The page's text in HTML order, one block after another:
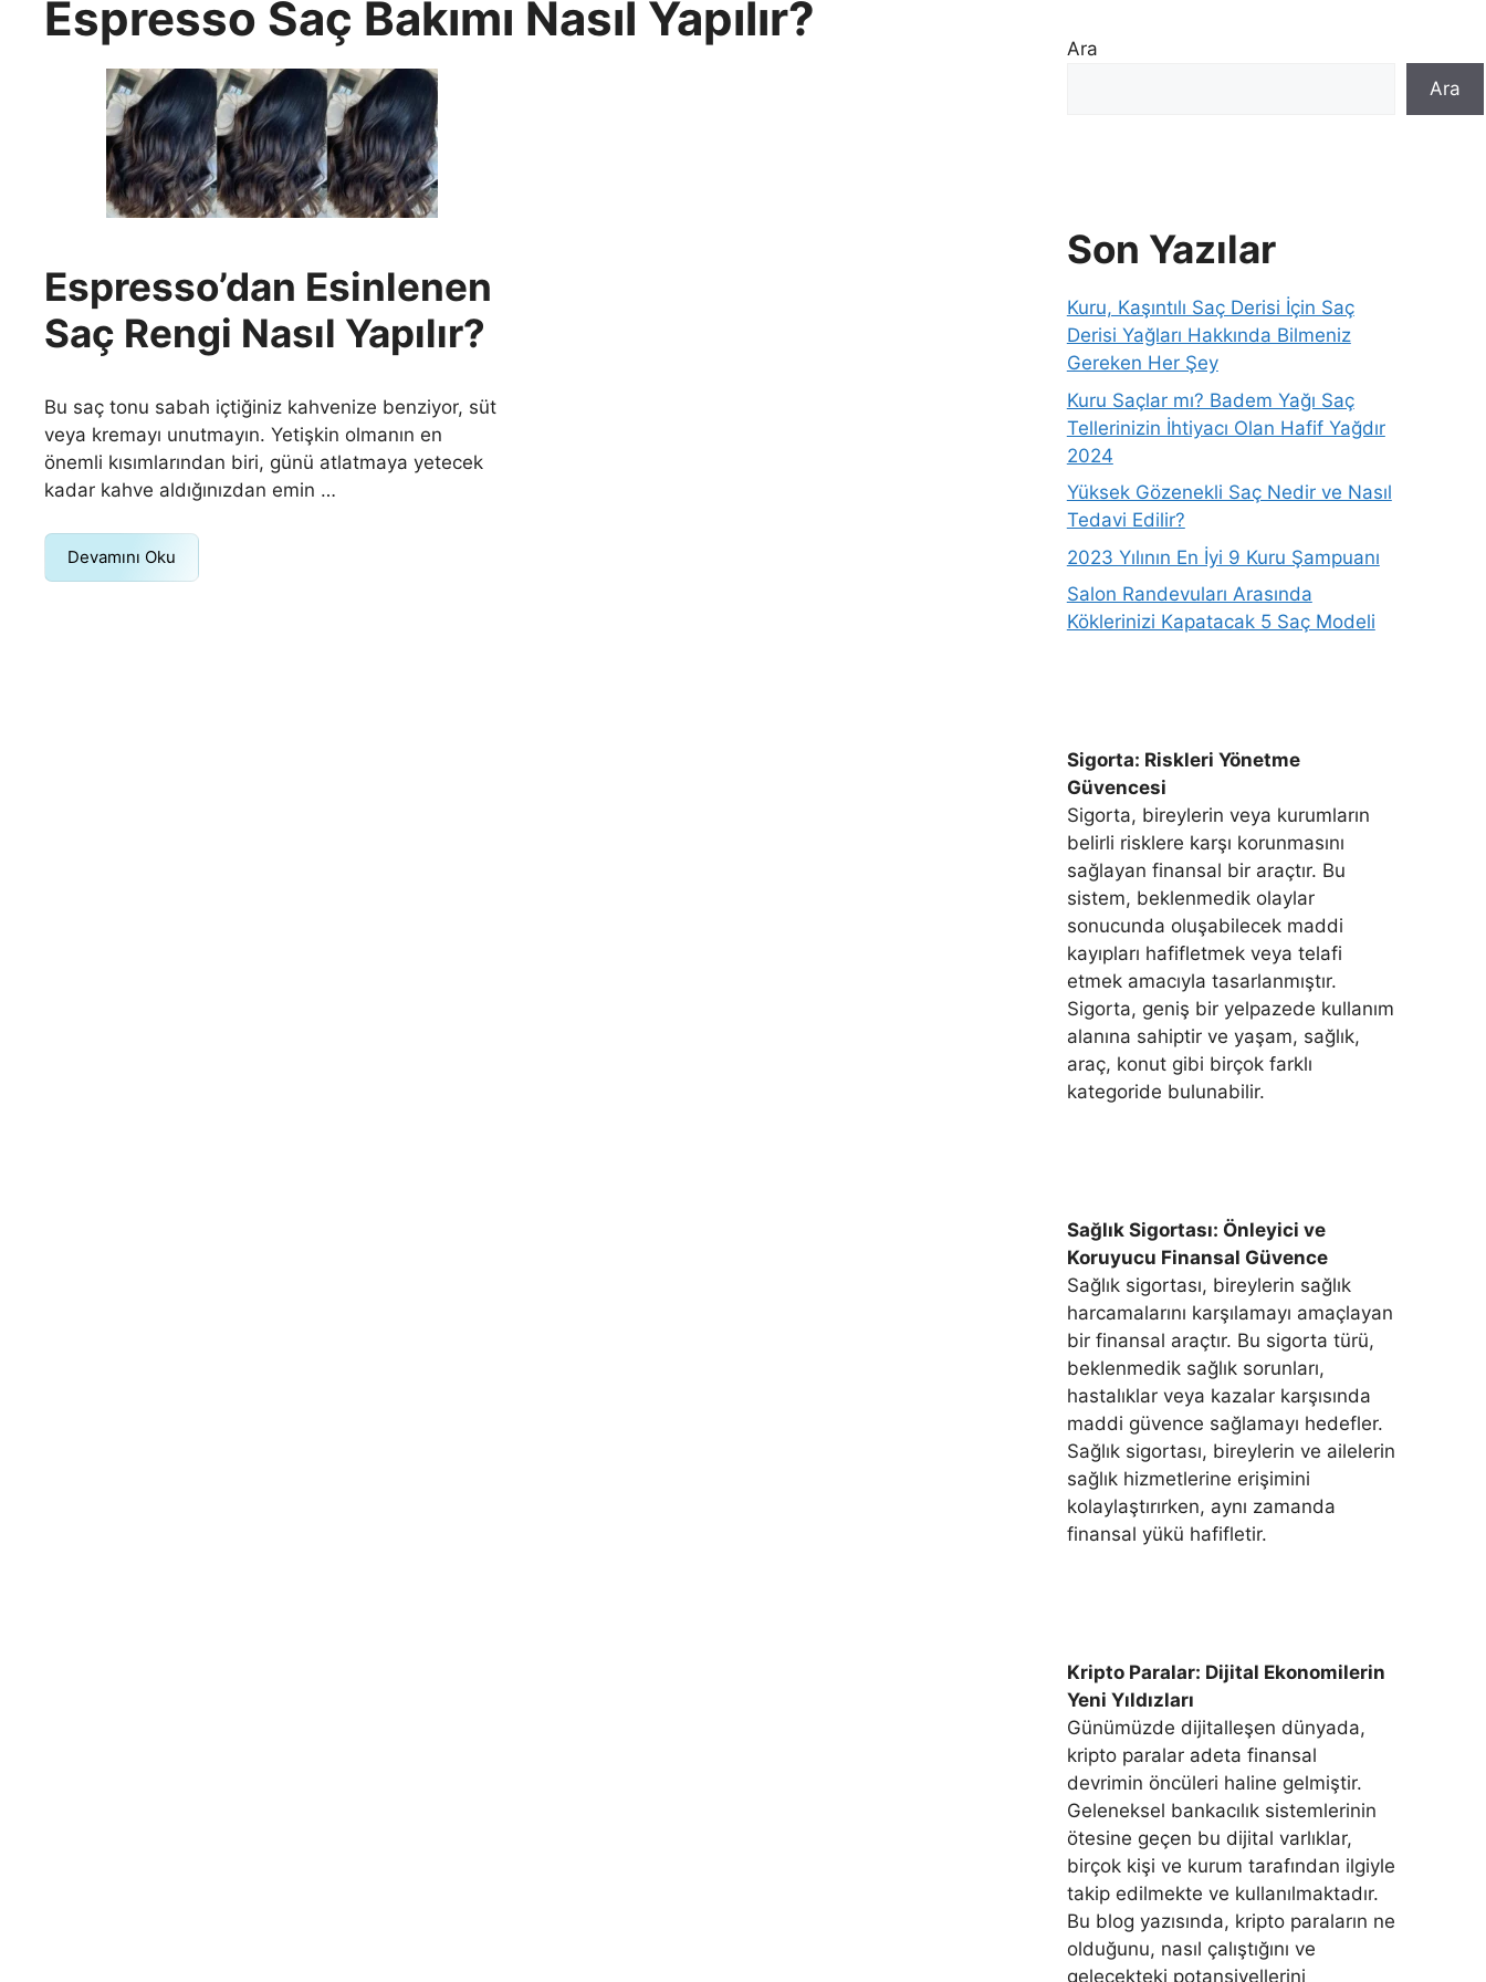
Espresso Saç Bakımı Nasıl Yapılır?
Espresso’dan Esinlenen
Saç Rengi Nasıl Yapılır?
Bu saç tonu sabah içtiğiniz kahvenize benziyor, süt
veya kremayı unutmayın. Yetişkin olmanın en
önemli kısımlarından biri, günü atlatmaya yetecek
kadar kahve aldığınızdan emin …
Devamını Oku
Ara
Ara
Son Yazılar
Kuru, Kaşıntılı Saç Derisi İçin Saç
Derisi Yağları Hakkında Bilmeniz
Gereken Her Şey
Kuru Saçlar mı? Badem Yağı Saç
Tellerinizin İhtiyacı Olan Hafif Yağdır
2024
Yüksek Gözenekli Saç Nedir ve Nasıl
Tedavi Edilir?
2023 Yılının En İyi 9 Kuru Şampuanı
Salon Randevuları Arasında
Köklerinizi Kapatacak 5 Saç Modeli
Sigorta: Riskleri Yönetme
Güvencesi
Sigorta, bireylerin veya kurumların
belirli risklere karşı korunmasını
sağlayan finansal bir araçtır. Bu
sistem, beklenmedik olaylar
sonucunda oluşabilecek maddi
kayıpları hafifletmek veya telafi
etmek amacıyla tasarlanmıştır.
Sigorta, geniş bir yelpazede kullanım
alanına sahiptir ve yaşam, sağlık,
araç, konut gibi birçok farklı
kategoride bulunabilir.
Sağlık Sigortası: Önleyici ve
Koruyucu Finansal Güvence
Sağlık sigortası, bireylerin sağlık
harcamalarını karşılamayı amaçlayan
bir finansal araçtır. Bu sigorta türü,
beklenmedik sağlık sorunları,
hastalıklar veya kazalar karşısında
maddi güvence sağlamayı hedefler.
Sağlık sigortası, bireylerin ve ailelerin
sağlık hizmetlerine erişimini
kolaylaştırırken, aynı zamanda
finansal yükü hafifletir.
Kripto Paralar: Dijital Ekonomilerin
Yeni Yıldızları
Günümüzde dijitalleşen dünyada,
kripto paralar adeta finansal
devrimin öncüleri haline gelmiştir.
Geleneksel bankacılık sistemlerinin
ötesine geçen bu dijital varlıklar,
birçok kişi ve kurum tarafından ilgiyle
takip edilmekte ve kullanılmaktadır.
Bu blog yazısında, kripto paraların ne
olduğunu, nasıl çalıştığını ve
gelecekteki potansiyellerini